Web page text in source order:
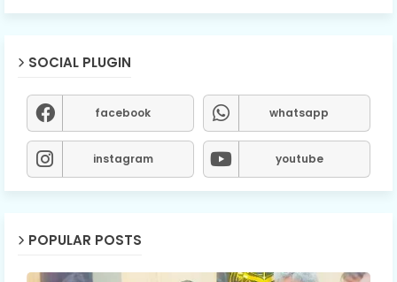
SOCIAL PLUGIN
facebook whatsapp
instagram youtube
POPULAR POSTS